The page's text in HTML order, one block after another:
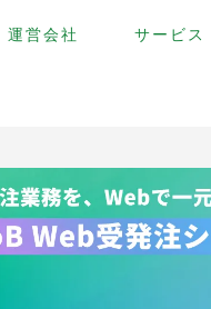
運営会社 サービス